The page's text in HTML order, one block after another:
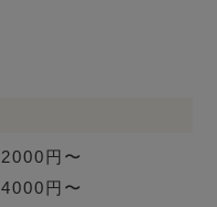
2000円〜
4000円〜